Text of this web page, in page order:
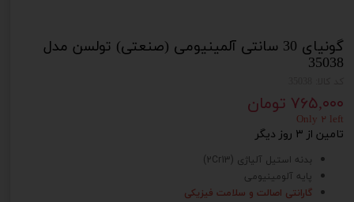
گونیای 30 سانتی آلمینیومی (صنعتی) تولسن مدل
35038
۷۶۵,۰۰۰ تومان
Only ۲ left
تامین از ۳ روز دیگر
بدنه استیل آلیاژی (2Cr13)
پایه آلومینیومی
گارانتی اصالت و سلامت فیزیکی